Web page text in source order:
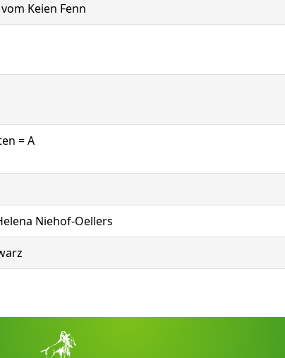
Keien Fenn
= A
Niehof-Oellers